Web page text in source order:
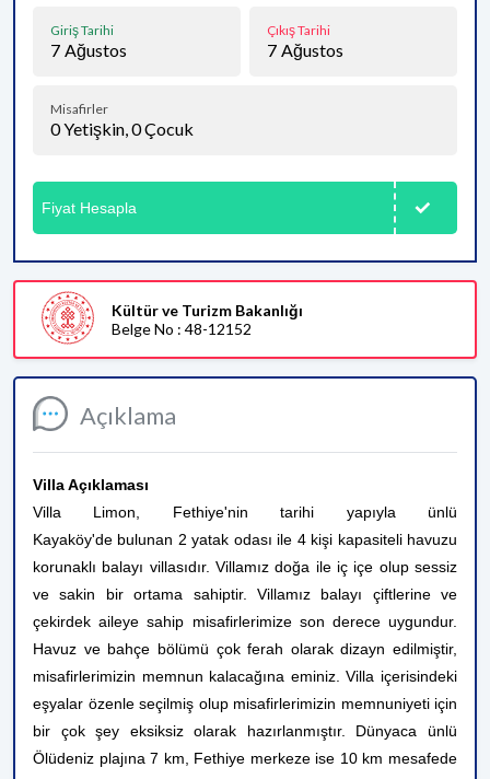
Açıklama
Villa Açıklaması
Villa Limon, Fethiye'nin tarihi yapıyla ünlü
Kayaköy'de bulunan 2 yatak odası ile 4 kişi kapasiteli havuzu
korunaklı balayı villasıdır. Villamız doğa ile iç içe olup sessiz
ve sakin bir ortama sahiptir. Villamız balayı çiftlerine ve
çekirdek aileye sahip misafirlerimize son derece uygundur.
Havuz ve bahçe bölümü çok ferah olarak dizayn edilmiştir,
misafirlerimizin memnun kalacağına eminiz. Villa içerisindeki
eşyalar özenle seçilmiş olup misafirlerimizin memnuniyeti için
bir çok şey eksiksiz olarak hazırlanmıştır. Dünyaca ünlü
Ölüdeniz plajına 7 km, Fethiye merkeze ise 10 km mesafede
Giriş Tarihi
7 Ağustos
Çıkış Tarihi
7 Ağustos
Misafirler
0Yetişkin,0Çocuk
Fiyat Hesapla
Kültür ve Turizm Bakanlığı
Belge No : 48-12152